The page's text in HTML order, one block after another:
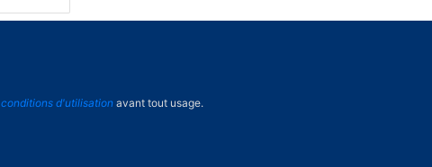
conditions d'utilisation avant tout usage.